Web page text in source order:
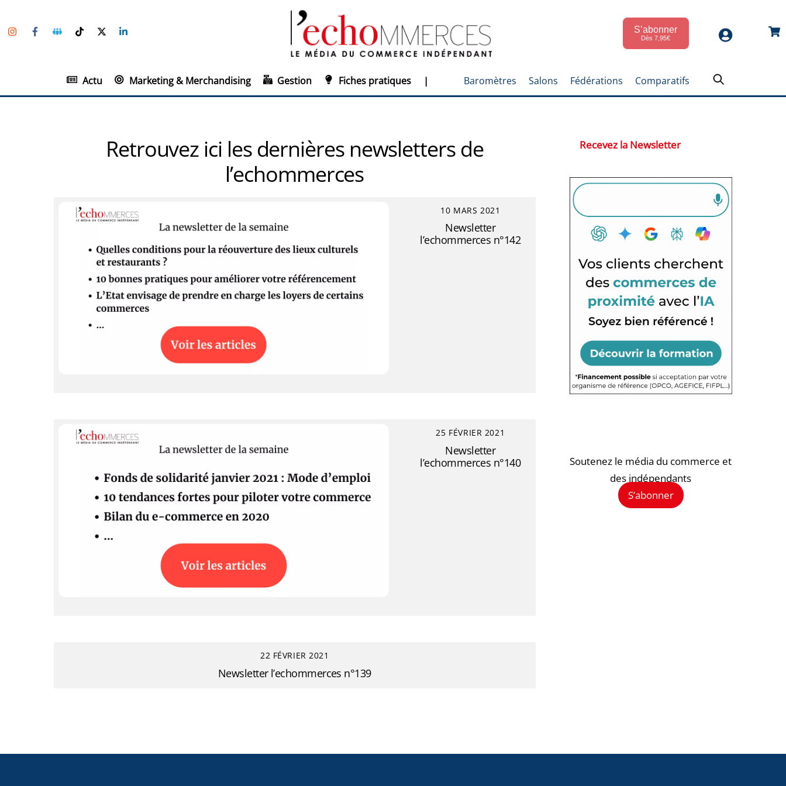
to
InstagramFacebookGroupe
Facebook
TikTokTwitter S’abonner
Dès 7,95€
Actu Marketing & Merchandising Gestion Fiches pratiques | Baromètres Salons Fédérations Comparatifs
Retrouvez ici les dernières newsletters de
l’echommerces
10 MARS 2021
Newsletter
l’echommerces n°142
25 FÉVRIER 2021
Newsletter
l’echommerces n°140
22 FÉVRIER 2021
Newsletter l’echommerces n°139
Recevez la Newsletter
Soutenez le média du commerce et
des indépendants
S’abonner